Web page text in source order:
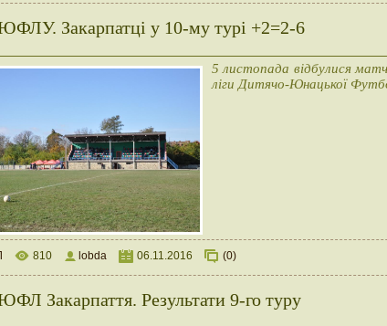
Закарпатці у 10-му турі +2=2-6
5 листопада відбулися
ліги Дитячо-Юнацької
810 lobda 06.11.2016 (0)
Закарпаття. Результати 9-го туру